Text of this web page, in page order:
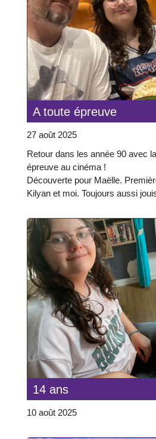
A toute épreuve
27 août 2025
Retour dans les année 90 avec
épreuve au cinéma !
Découverte pour Maëlle.
Kilyan et moi. Toujours aussi
14 ans
10 août 2025